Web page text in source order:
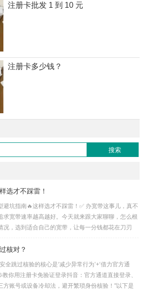
注册卡批发 1 到 10 元
注册卡多少钱？
选才不踩雷！
避坑指南🔥这样选才不踩雷！✅ 办宽带这事儿，真不
求宽带速率越高越好。今天就来跟大家聊聊，怎么根
况，选到适合自己的宽带，让每一分钱都花在刀刃
村里也能安装。速度快，波动低，稳定性杠杠的，对
核对？
全跳过核验的核心是‘减少异常行为’+‘借力官方通
教你用注册卡免验证登录抖音：官方通道直接登录、
方账号或设备冷却法，避开繁琐身份核验！"以下是